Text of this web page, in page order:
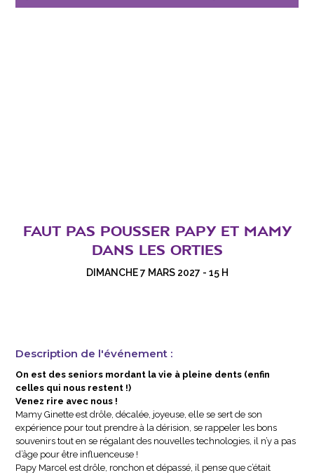
FAUT PAS POUSSER PAPY ET MAMY
DANS LES ORTIES
DIMANCHE 7 MARS 2027 - 15 H
Description de l'événement :
On est des seniors mordant la vie à pleine dents (enfin
celles qui nous restent !)
Venez rire avec nous !
Mamy Ginette est drôle, décalée, joyeuse, elle se sert de son
expérience pour tout prendre à la dérision, se rappeler les bons
souvenirs tout en se régalant des nouvelles technologies, il n’y a pas
d’âge pour être influenceuse !
Papy Marcel est drôle, ronchon et dépassé, il pense que c’était